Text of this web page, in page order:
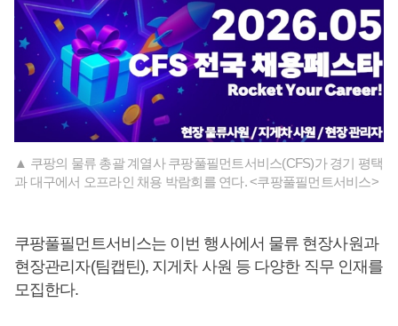
▲ 쿠팡의 물류 총괄 계열사 쿠팡풀필먼트서비스(CFS)가 경기 평택
과 대구에서 오프라인 채용 박람회를 연다. <쿠팡풀필먼트서비스>
쿠팡풀필먼트서비스는 이번 행사에서 물류 현장사원과
현장관리자(팀캡틴), 지게차 사원 등 다양한 직무 인재를
모집한다.